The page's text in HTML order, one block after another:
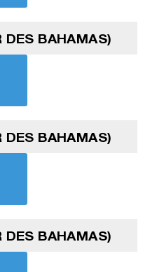
DES BAHAMAS)
DES BAHAMAS)
DES BAHAMAS)